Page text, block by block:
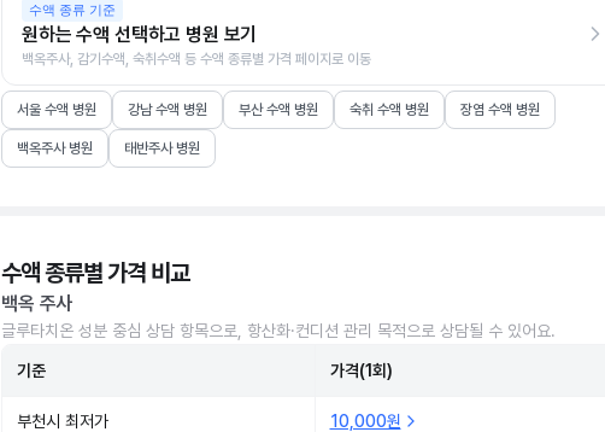
수액 종류 기준
원하는 수액 선택하고 병원 보기
백옥주사, 감기수액, 숙취수액 등 수액 종류별 가격 페이지로 이동
서울 수액 병원 강남 수액 병원 부산 수액 병원 숙취 수액 병원 장염 수액 병원
백옥주사 병원 태반주사 병원
수액 종류별 가격 비교
백옥 주사
글루타치온 성분 중심 상담 항목으로, 항산화·컨디션 관리 목적으로 상담될 수 있어요.
기준 가격(1회)
부천시 최저가 10,000원